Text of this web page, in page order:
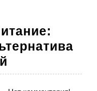
воспитание: